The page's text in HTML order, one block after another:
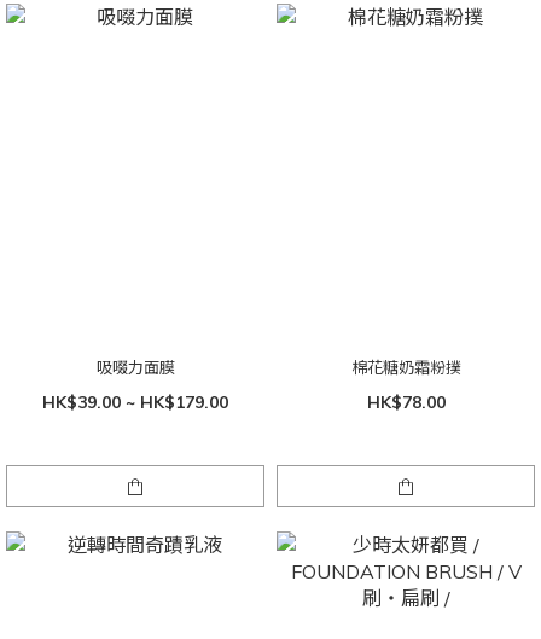
吸啜力面膜
HK$39.00 ~ HK$179.00
棉花糖奶霜粉撲
HK$78.00